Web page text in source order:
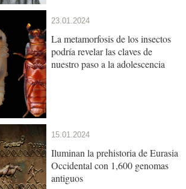
23.01.2024
La metamorfosis de los insectos
podría revelar las claves de
nuestro paso a la adolescencia
15.01.2024
Iluminan la prehistoria de Eurasia
Occidental con 1,600 genomas
antiguos